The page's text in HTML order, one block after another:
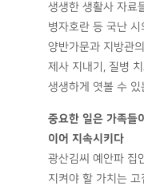
생생한 생활사 자료
병자호란 등 국난 시
양반가문과 지방관
제사 지내기, 질병
생생하게 엿볼 수 있
중요한 일은 가족들
이어 지속시키다
광산김씨 예안파 집
지켜야 할 가치는